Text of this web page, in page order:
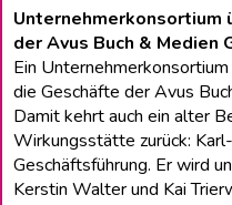
der Avus Buch & Medien
Ein
die Geschäfte der Avus
Damit kehrt auch ein alter
Wirkungsstätte zurück:
Geschäftsführung. Er wird
Kerstin Walter und Kai